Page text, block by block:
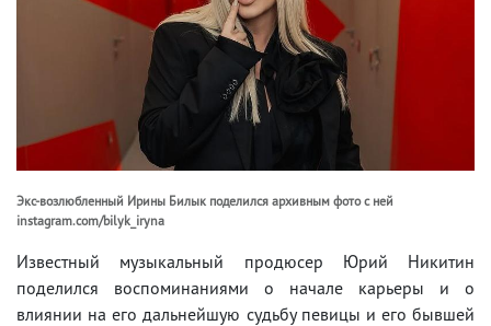
Экс-возлюбленный Ирины Билык поделился архивным фото с ней
instagram.com/bilyk_iryna
Известный музыкальный продюсер Юрий Никитин
поделился воспоминаниями о начале карьеры и о
влиянии на его дальнейшую судьбу певицы и его бывшей